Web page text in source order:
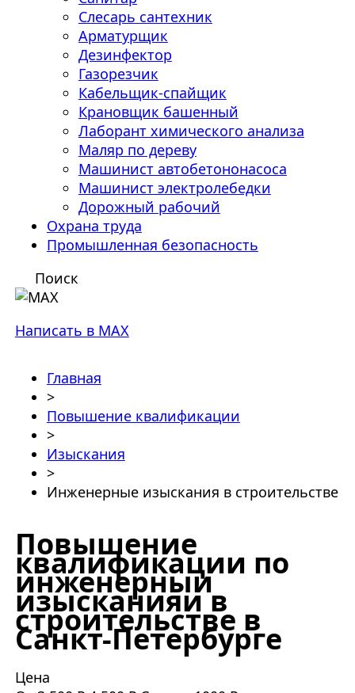
Слесарь сантехник
Арматурщик
Дезинфектор
Газорезчик
Кабельщик-спайщик
Крановщик башенный
Лаборант химического анализа
Маляр по дереву
Машинист автобетононасоса
Машинист электролебедки
Дорожный рабочий
Охрана труда
Промышленная безопасность
Поиск
Написать в MAX
Главная
>
Повышение квалификации
>
Изыскания
>
Инженерные изыскания в строительстве
Повышение
квалификации по
инженерныи
изысканияи в
строительстве в
Санкт-Петербурге
Цена